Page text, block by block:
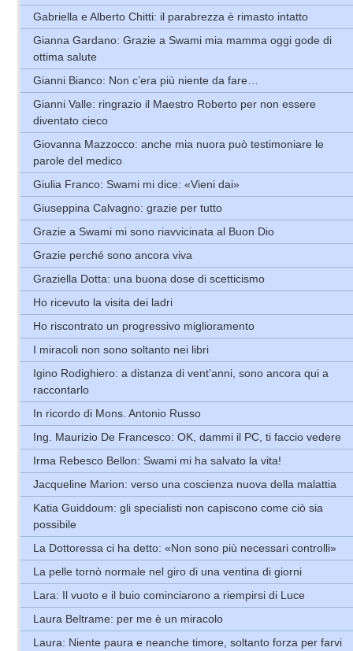
Gabriella e Alberto Chitti: il parabrezza è rimasto intatto
Gianna Gardano: Grazie a Swami mia mamma oggi gode di
ottima salute
Gianni Bianco: Non c’era più niente da fare…
Gianni Valle: ringrazio il Maestro Roberto per non essere
diventato cieco
Giovanna Mazzocco: anche mia nuora può testimoniare le
parole del medico
Giulia Franco: Swami mi dice: «Vieni dai»
Giuseppina Calvagno: grazie per tutto
Grazie a Swami mi sono riavvicinata al Buon Dio
Grazie perché sono ancora viva
Graziella Dotta: una buona dose di scetticismo
Ho ricevuto la visita dei ladri
Ho riscontrato un progressivo miglioramento
I miracoli non sono soltanto nei libri
Igino Rodighiero: a distanza di vent’anni, sono ancora qui a
raccontarlo
In ricordo di Mons. Antonio Russo
Ing. Maurizio De Francesco: OK, dammi il PC, ti faccio vedere
Irma Rebesco Bellon: Swami mi ha salvato la vita!
Jacqueline Marion: verso una coscienza nuova della malattia
Katia Guiddoum: gli specialisti non capiscono come ciò sia
possibile
La Dottoressa ci ha detto: «Non sono più necessari controlli»
La pelle tornò normale nel giro di una ventina di giorni
Lara: Il vuoto e il buio cominciarono a riempirsi di Luce
Laura Beltrame: per me è un miracolo
Laura: Niente paura e neanche timore, soltanto forza per farvi